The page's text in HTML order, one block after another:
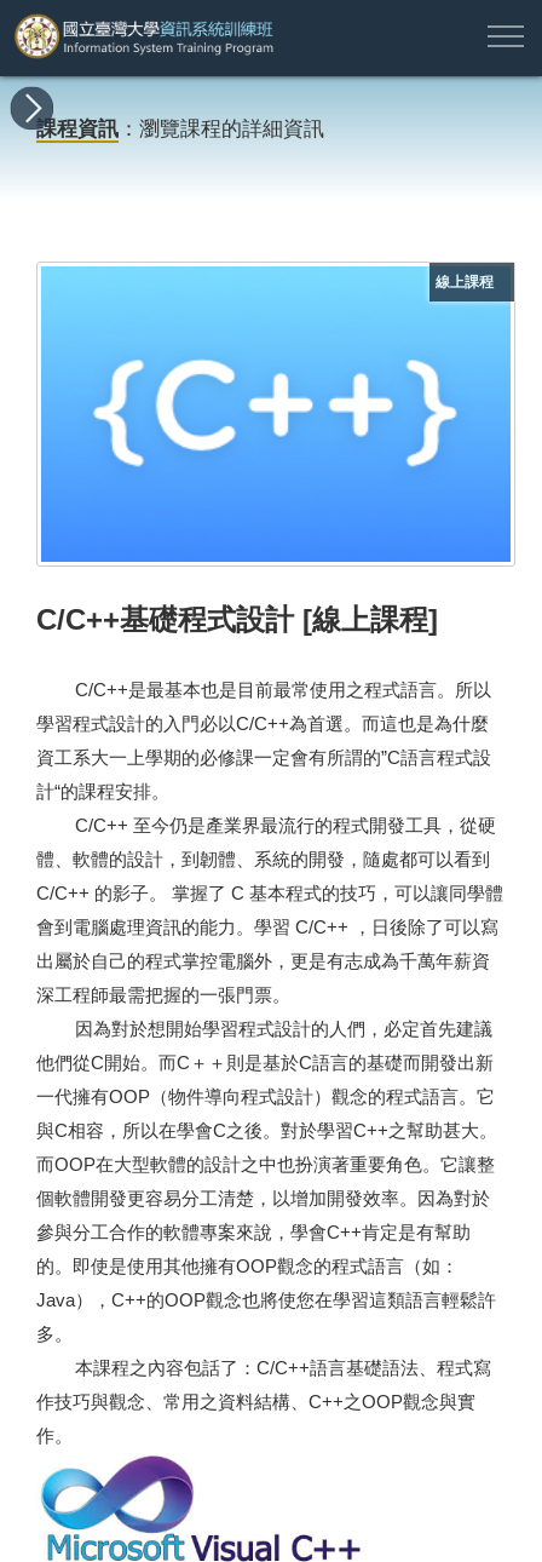
所
有
課
新
消
程
地
資
簡
業
名
名
資
於
本
願
專
註
入
課程資訊 ：瀏覽課程的詳細資訊
線上課程
C/C++基礎程式設計 [線上課程]
C/C++是最基本也是目前最常使用之程式語言。所以
學習程式設計的入門必以C/C++為首選。而這也是為什麼
資工系大一上學期的必修課一定會有所謂的”C語言程式設
計“的課程安排。
C/C++ 至今仍是產業界最流行的程式開發工具，從硬
體、軟體的設計，到韌體、系統的開發，隨處都可以看到
C/C++ 的影子。 掌握了 C 基本程式的技巧，可以讓同學體
會到電腦處理資訊的能力。學習 C/C++ ，日後除了可以寫
出屬於自己的程式掌控電腦外，更是有志成為千萬年薪資
深工程師最需把握的一張門票。
因為對於想開始學習程式設計的人們，必定首先建議
他們從C開始。而C＋＋則是基於C語言的基礎而開發出新
一代擁有OOP（物件導向程式設計）觀念的程式語言。它
與C相容，所以在學會C之後。對於學習C++之幫助甚大。
而OOP在大型軟體的設計之中也扮演著重要角色。它讓整
個軟體開發更容易分工清楚，以增加開發效率。因為對於
參與分工合作的軟體專案來說，學會C++肯定是有幫助
的。即使是使用其他擁有OOP觀念的程式語言（如：
Java），C++的OOP觀念也將使您在學習這類語言輕鬆許
多。
本課程之內容包話了：C/C++語言基礎語法、程式寫
作技巧與觀念、常用之資料結構、C++之OOP觀念與實
作。